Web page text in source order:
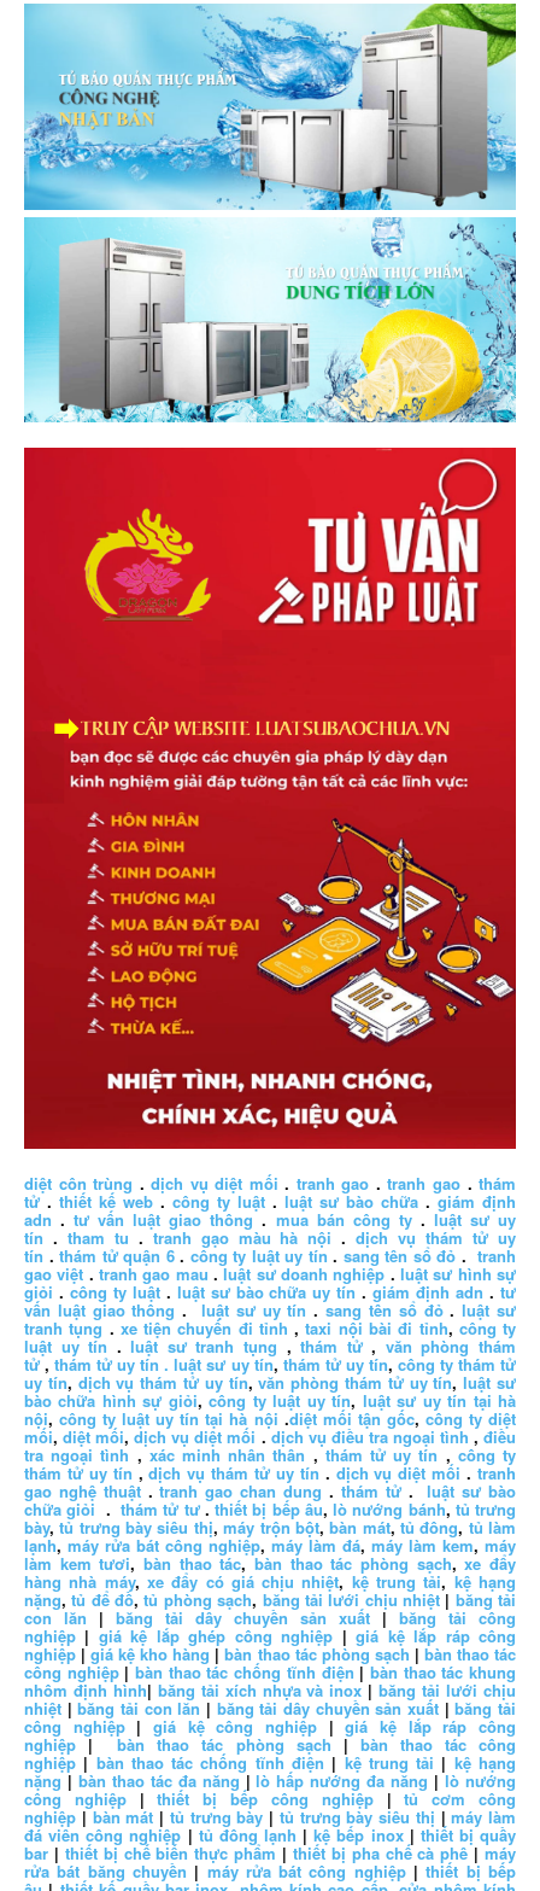
diệt côn trùng .dịch vụ diệt mối . tranh gao .tranh gao .thám
tử. thiết kế web . công ty luật . luật sư bào chữa .giám định
adn .tư vấn luật giao thông. mua bán công ty. luật sư uy
tín . tham tu .tranh gạo màu hà nội .dịch vụ thám tử uy
tín .thám tử quận 6. công ty luật uy tín . sang tên sổ đỏ .tranh
gao việt .tranh gao mau .luật sư doanh nghiệp .luật sư hình sự
giỏi . công ty luật. luật sư bào chữa uy tín .giám định adn .tư
vấn luật giao thông .luật sư uy tín .sang tên sổ đỏ.luật sư
tranh tụng . xe tiện chuyến đi tỉnh ,taxi nội bài đi tỉnh, công ty
luật uy tín .luật sư tranh tụng ,thám tử, văn phòng thám
tử,thám tử uy tín . luật sư uy tín, thám tử uy tín, công ty thám tử
uy tín, dịch vụ thám tử uy tín,văn phòng thám tử uy tín,luật sư
bào chữa hình sự giỏi,công ty luật uy tín, luật sư uy tín tại hà
nội,công ty luật uy tín tại hà nội .diệt mối tận gốc, công ty diệt
mối,diệt mối,dịch vụ diệt mối .dịch vụ điều tra ngoại tình ,điều
tra ngoại tình ,xác minh nhân thân ,thám tử uy tín , công ty
thám tử uy tín ,dịch vụ thám tử uy tín . dịch vụ diệt mối .tranh
gao nghệ thuật.tranh gao chan dung . thám tử.luật sư bào
chữa giỏi .thám tử tư.thiết bị bếp âu,lò nướng bánh, tủ trưng
bày,tủ trưng bày siêu thị,máy trộn bột,bàn mát,tủ đông, tủ làm
lạnh, máy rửa bát công nghiệp, máy làm đá, máy làm kem, máy
làm kem tươi,bàn thao tác,bàn thao tác phòng sạch,xe đẩy
hàng nhà máy, xe đẩy có giá chịu nhiệt, kệ trung tải, kệ hạng
nặng,tủ để đồ,tủ phòng sạch, băng tải lưới chịu nhiệt| băng tải
con lăn | băng tải dây chuyền sản xuất | băng tải công
nghiệp | giá kệ lắp ghép công nghiệp |giá kệ lắp ráp công
nghiệp |giá kệ kho hàng |bàn thao tác phòng sạch | bàn thao tác
công nghiệp|bàn thao tác chống tĩnh điện |bàn thao tác khung
nhôm định hình| băng tải xích nhựa và inox|băng tải lưới chịu
nhiệt |băng tải con lăn | băng tải dây chuyền sản xuất |băng tải
công nghiệp|giá kệ công nghiệp |giá kệ lắp ráp công
nghiệp |bàn thao tác phòng sạch| bàn thao tác công
nghiệp | bàn thao tác chống tĩnh điện | kệ trung tải | kệ hạng
nặng| bàn thao tác đa năng|lò hấp nướng đa năng |lò nướng
công nghiệp|thiết bị bếp công nghiệp|tủ cơm công
nghiệp |bàn mát | tủ trưng bày | tủ trưng bày siêu thị |máy làm
đá viên công nghiệp | tủ đông lạnh |kệ bếp inox| thiết bị quầy
bar | thiết bị chế biến thực phẩm | thiết bị pha chế cà phê| máy
rửa bát băng chuyền | máy rửa bát công nghiệp|thiết bị bếp